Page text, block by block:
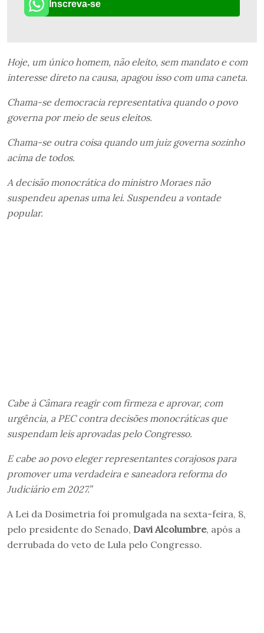
Inscreva-se
Hoje, um único homem, não eleito, sem mandato e com
interesse direto na causa, apagou isso com uma caneta.
Chama-se democracia representativa quando o povo
governa por meio de seus eleitos.
Chama-se outra coisa quando um juiz governa sozinho
acima de todos.
A decisão monocrática do ministro Moraes não
suspendeu apenas uma lei. Suspendeu a vontade
popular.
Cabe à Câmara reagir com firmeza e aprovar, com
urgência, a PEC contra decisões monocráticas que
suspendam leis aprovadas pelo Congresso.
E cabe ao povo eleger representantes corajosos para
promover uma verdadeira e saneadora reforma do
Judiciário em 2027.”
A Lei da Dosimetria foi promulgada na sexta-feira, 8,
pelo presidente do Senado, Davi Alcolumbre, após a
derrubada do veto de Lula pelo Congresso.